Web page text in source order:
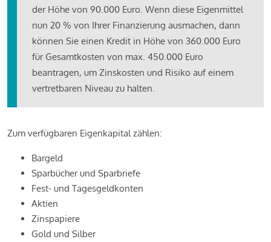
der Höhe von 90.000 Euro. Wenn diese Eigenmittel
nun 20 % von Ihrer Finanzierung ausmachen, dann
können Sie einen Kredit in Höhe von 360.000 Euro
für Gesamtkosten von max. 450.000 Euro
beantragen, um Zinskosten und Risiko auf einem
vertretbaren Niveau zu halten.
Zum verfügbaren Eigenkapital zählen:
Bargeld
Sparbücher und Sparbriefe
Fest- und Tagesgeldkonten
Aktien
Zinspapiere
Gold und Silber